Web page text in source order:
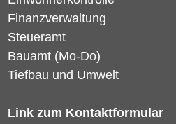
Finanzverwaltung
Steueramt
Bauamt (Mo-Do)
Tiefbau und Umwelt
Link zum Kontaktformular